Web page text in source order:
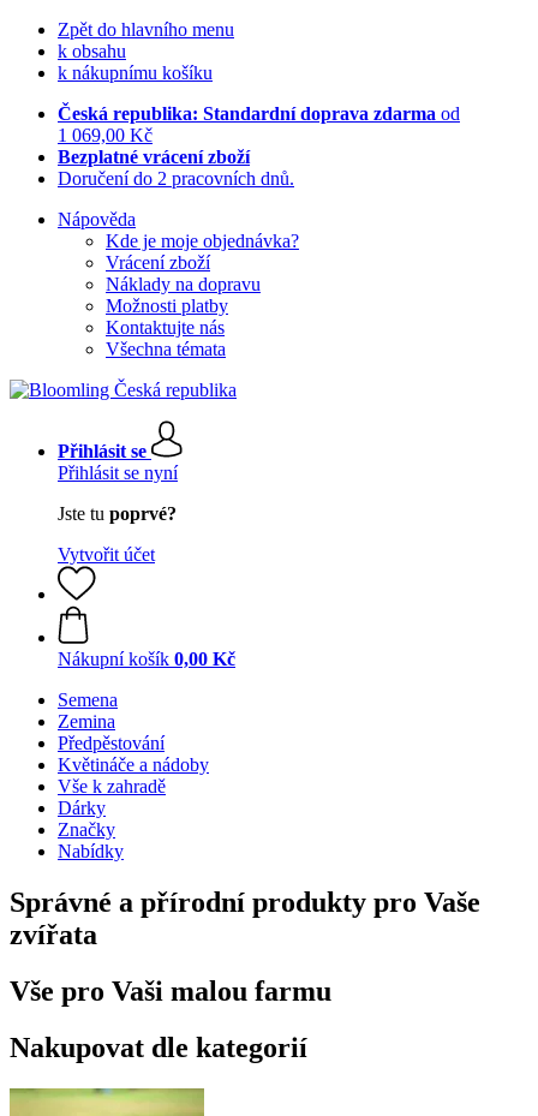
Zpět do hlavního menu
k obsahu
k nákupnímu košíku
Česká republika: Standardní doprava zdarma od
1 069,00 Kč
Bezplatné vrácení zboží
Doručení do 2 pracovních dnů.
Nápověda
Kde je moje objednávka?
Vrácení zboží
Náklady na dopravu
Možnosti platby
Kontaktujte nás
Všechna témata
Přihlásit se
Přihlásit se nyní
Jste tu poprvé?
Vytvořit účet
Nákupní košík 0,00 Kč
Semena
Zemina
Předpěstování
Květináče a nádoby
Vše k zahradě
Dárky
Značky
Nabídky
Správné a přírodní produkty pro Vaše
zvířata
Vše pro Vaši malou farmu
Nakupovat dle kategorií